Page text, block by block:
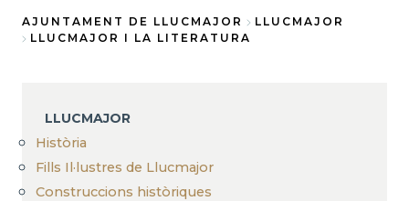
The
city
council
Services
PERFIL
DEL
CONTRACTANT
AJUNTAMENT DE LLUCMAJOR
LLUCMAJOR
LLUCMAJOR I LA LITERATURA
LLUCMAJOR
Història
Fills Il·lustres de Llucmajor
Construccions històriques